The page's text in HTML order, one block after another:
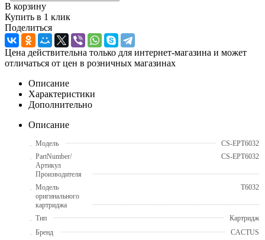
В корзину
Купить в 1 клик
Поделиться
Цена действительна только для интернет-магазина и может
отличаться от цен в розничных магазинах
Описание
Характеристики
Дополнительно
Описание
Модель
CS-EPT6032
PartNumber/
Артикул
Производителя
CS-EPT6032
Модель
оригинального
картриджа
T6032
Тип
Картридж
Бренд
CACTUS